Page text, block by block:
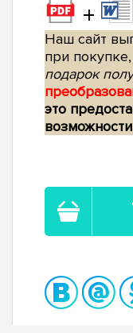
+
Наш сайт
при покупке,
подарок
это